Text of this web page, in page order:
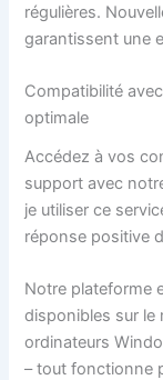
régulières.
garantissent une
Compatibilité
optimale
Accédez à vos
support avec
je utiliser ce
réponse positive
Notre plateforme
disponibles sur le
ordinateurs
– tout fonctionne